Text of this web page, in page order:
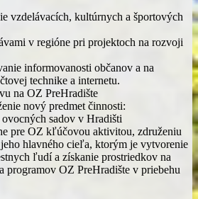
vzdelávacích, kultúrnych a športových
v regióne pri projektoch na rozvoji
informovanosti občanov a na
technike a internetu.
na OZ PreHradište
nový predmet činnosti:
sadov v Hradišti
pre OZ kľúčovou aktivitou, združeniu
hlavného cieľa, ktorým je vytvorenie
ľudí a získanie prostriedkov na
programov OZ PreHradište v priebehu